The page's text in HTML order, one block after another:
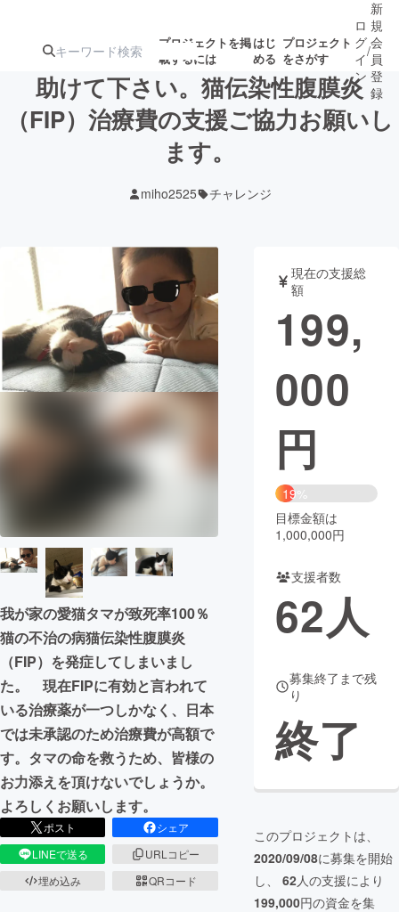
プロジェクトを掲
載するには
はじ
める
プロジェクト
をさがす
注目の新着プロ
テクノロジー・ガジェット
映像・映画 書籍・雑誌
ビジネス・起業 チャレンジ
まちづくり・地域活性化
CAMPFIRE for Social Good
CAMPFIRE Creation
CAMPFIREふるさと納税
コミュニティ
ロ
グ
イ
ン
/
新
規
会
員
登
録
助けて下さい。猫伝染性腹膜炎
（FIP）治療費の支援ご協力お願いし
ます。
miho2525 チャレンジ
我が家の愛猫タマが致死率100％
猫の不治の病猫伝染性腹膜炎
（FIP）を発症してしまいまし
た。 現在FIPに有効と言われて
いる治療薬が一つしかなく、日本
では未承認のため治療費が高額で
す。タマの命を救うため、皆様の
お力添えを頂けないでしょうか。
よろしくお願いします。
ポスト
シェア
LINEで送る
URLコピー
埋め込み
QRコード
現在の支援総
額
199,
000
円
19%
目標金額は
1,000,000円
支援者数
62人
募集終了まで残
り
終了
このプロジェクトは、
2020/09/08に募集を開始
し、 62人の支援により
199,000円の資金を集